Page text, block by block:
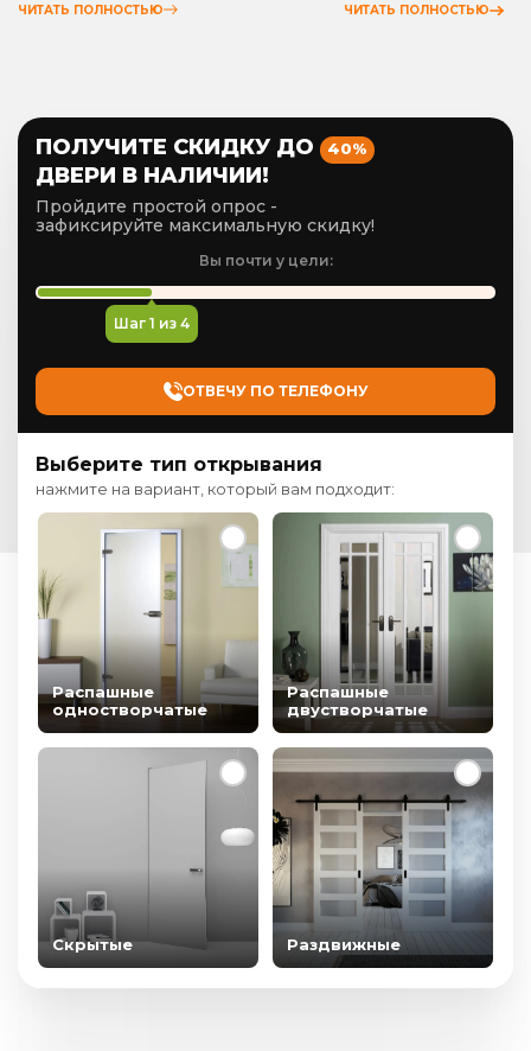
ЧИТАТЬ ПОЛНОСТЬЮ ЧИТАТЬ ПОЛНОСТЬЮ
ПОЛУЧИТЕ СКИДКУ ДО 40%
ДВЕРИ В НАЛИЧИИ!
Пройдите простой опрос -
зафиксируйте максимальную скидку!
Вы почти у цели:
Шаг 1 из 4
ОТВЕЧУ ПО ТЕЛЕФОНУ
Выберите тип открывания
нажмите на вариант, который вам подходит:
Распашные
одностворчатые
Распашные
двустворчатые
Скрытые Раздвижные